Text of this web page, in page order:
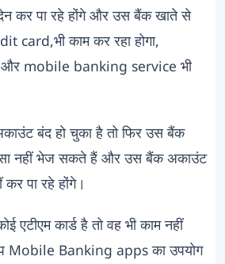
कर पा रहे होंगे और उस बैंक खाते से
card,भी काम कर रहा होगा,
mobile banking service भी
बंद हो चुका है तो फिर उस बैंक
नहीं भेज सकते हैं और उस बैंक अकाउंट
पा रहे होंगे।
कार्ड है तो वह भी काम नहीं
Mobile Banking apps का उपयोग